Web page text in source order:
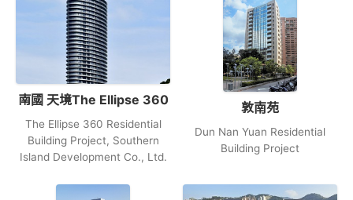
南國 天境The Ellipse 360
The Ellipse 360 Residential
Building Project, Southern
Island Development Co., Ltd.
敦南苑
Dun Nan Yuan Residential
Building Project